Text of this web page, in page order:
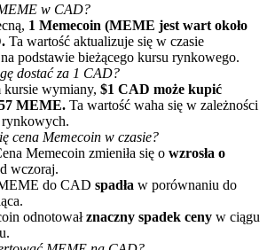
aby otrzymać nagrody pieniężne
& Win
w CAD?
1 Memecoin (MEME jest wart około
Ta wartość aktualizuje się w czasie
podstawie bieżącego kursu rynkowego.
dostać za 1 CAD?
kursie wymiany, $1 CAD może kupić
MEME. Ta wartość waha się w zależności
cena Memecoin w czasie?
Memecoin zmieniła się o wzrosła o
wczoraj.
do CAD spadła w porównaniu do
odnotowałznaczny spadek ceny w ciągu